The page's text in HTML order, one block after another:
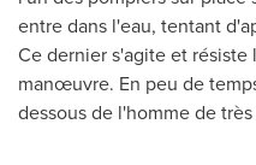
entre dans l'eau, tentant
Ce dernier s'agite et
manœuvre. En peu de
dessous de l'homme de